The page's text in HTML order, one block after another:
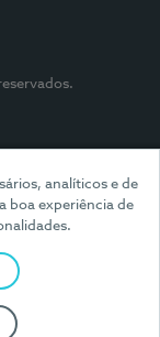
analíticos e de
boa experiência de